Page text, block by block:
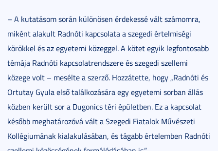
– A kutatásom során különösen érdekessé vált számomra,
miként alakult Radnóti kapcsolata a szegedi értelmiségi
körökkel és az egyetemi közeggel. A kötet egyik legfontosabb
témája Radnóti kapcsolatrendszere és szegedi szellemi
közege volt – mesélte a szerző. Hozzátette, hogy „Radnóti és
Ortutay Gyula első találkozására egy egyetemi sorban állás
közben került sor a Dugonics téri épületben. Ez a kapcsolat
később meghatározóvá vált a Szegedi Fiatalok Művészeti
Kollégiumának kialakulásában, és tágabb értelemben Radnóti